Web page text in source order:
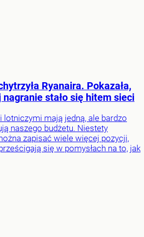
Ryanaira. Pokazała,
nagranie stało się hitem sieci
mają jedną, ale bardzo
naszego budżetu. Niestety
zapisać wiele więcej pozycji,
się w pomysłach na to, jak